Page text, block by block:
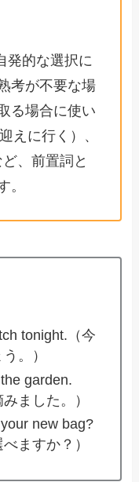
発的な選択に
考が不要な場
る場合に使い
えに行く）、
、前置詞と
。
tonight.（今
。）
garden.
ました。）
new bag?
ますか？）